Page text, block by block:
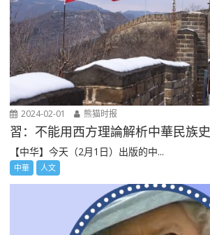
2024-02-01 熊猫时报
習：不能用西方理論解析中華民族史
【中华】今天（2月1日）出版的中...
中華 人文